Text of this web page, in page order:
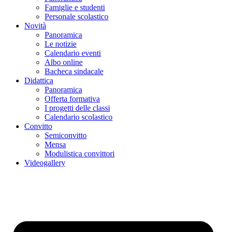
Famiglie e studenti
Personale scolastico
Novità
Panoramica
Le notizie
Calendario eventi
Albo online
Bacheca sindacale
Didattica
Panoramica
Offerta formativa
I progetti delle classi
Calendario scolastico
Convitto
Semiconvitto
Mensa
Modulistica convittori
Videogallery